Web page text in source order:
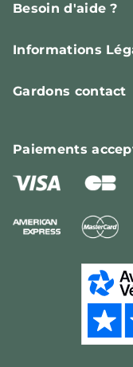
Besoin d'aide ?
Informations
Gardons contact
Paiements